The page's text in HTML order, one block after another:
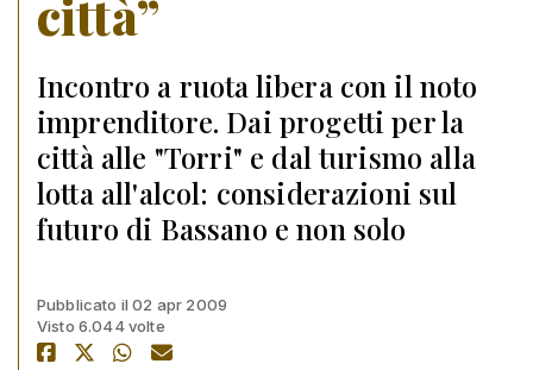
città”
Incontro a ruota libera con il noto
imprenditore. Dai progetti per la
città alle "Torri" e dal turismo alla
lotta all'alcol: considerazioni sul
futuro di Bassano e non solo
Pubblicato il 02 apr 2009
Visto 6.044 volte